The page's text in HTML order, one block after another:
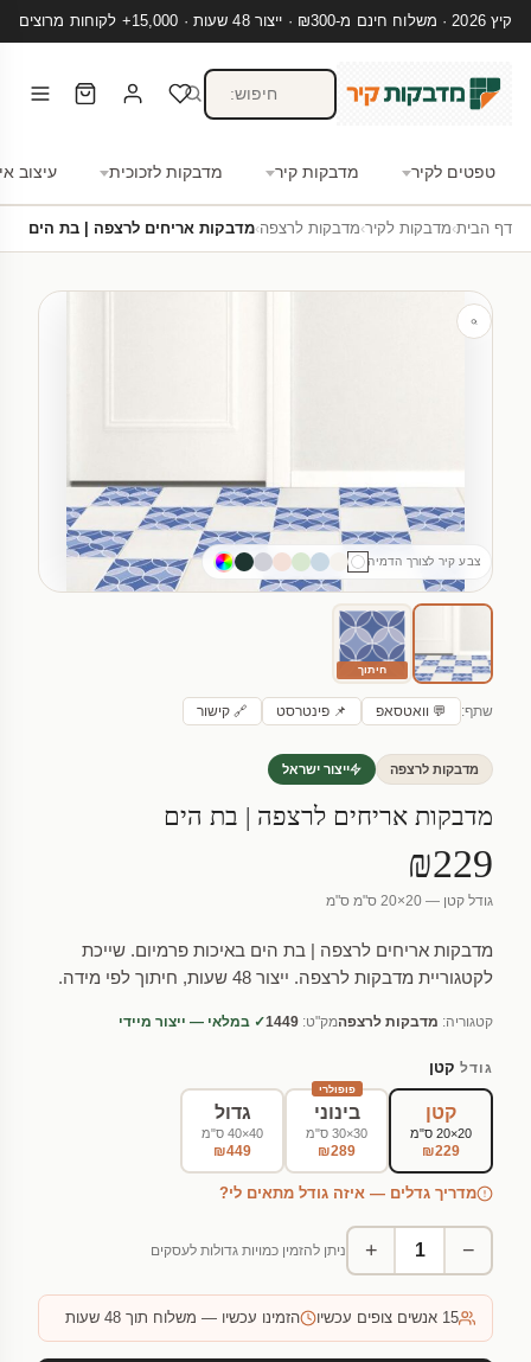
קיץ 2026 · משלוח חינם מ-₪300 · ייצור 48 שעות · 15,000+ לקוחות מרוצים
טפטים לקיר מדבקות קיר מדבקות לזכוכית עיצוב
דף הבית›מדבקות לקיר›מדבקות לרצפה›מדבקות אריחים לרצפה | בת הים
צבע קיר לצורך הדמיה
חיתוך
שתף: 💬 וואטסאפ 📌 פינטרסט 🔗 קישור
מדבקות לרצפה ייצור ישראל
מדבקות אריחים לרצפה | בת הים
₪229
גודל קטן — 20×20 ס"מ ס"מ
מדבקות אריחים לרצפה | בת הים באיכות פרמיום. שייכת
לקטגוריית מדבקות לרצפה. ייצור 48 שעות, חיתוך לפי מידה.
קטגוריה: מדבקות לרצפהמק"ט: 1449✓ במלאי — ייצור מיידי
גודל קטן
קטן
20×20 ס"מ
₪229
פופולרי
בינוני
30×30 ס"מ
₪289
גדול
40×40 ס"מ
₪449
מדריך גדלים — איזה גודל מתאים לי?
−
+ ניתן להזמין כמויות גדולות לעסקים
15 אנשים צופים עכשיו הזמינו עכשיו — משלוח תוך 48 שעות